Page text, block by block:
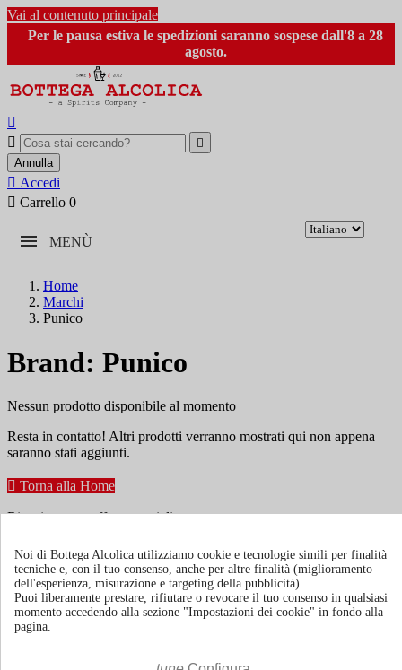
Vai al contenuto principale
Per le pausa estiva le spedizioni saranno sospese dall'8 a 28
agosto.



Annulla
 Accedi
 Carrello 0
MENÙ
Home
Marchi
Punico
Brand: Punico
Nessun prodotto disponibile al momento
Resta in contatto! Altri prodotti verranno mostrati qui non appena
saranno stati aggiunti.
 Torna alla Home
Ricevi news e offerte speciali
Puoi annullare l'iscrizione in ogni momenti. A questo scopo, cerca le
info di contatto nelle note legali.
Noi di Bottega Alcolica utilizziamo cookie e tecnologie simili per finalità
tecniche e, con il tuo consenso, anche per altre finalità (miglioramento
dell'esperienza, misurazione e targeting della pubblicità).
Puoi liberamente prestare, rifiutare o revocare il tuo consenso in qualsiasi
momento accedendo alla sezione "Impostazioni dei cookie" in fondo alla
pagina.